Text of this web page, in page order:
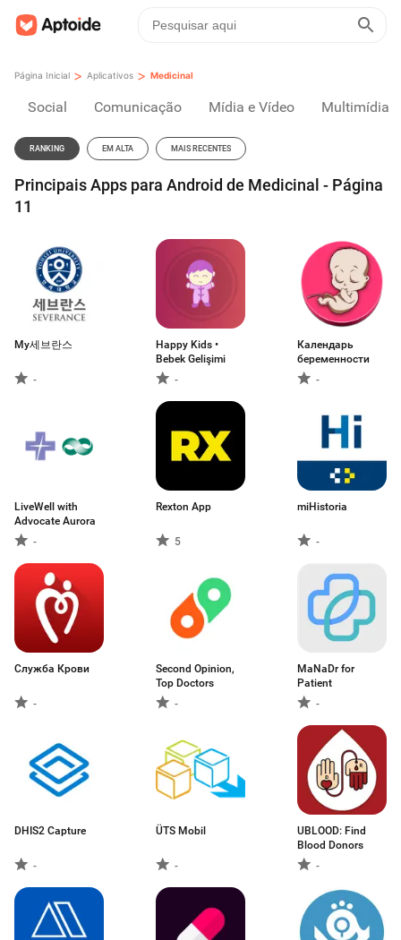
Página Inicial > Aplicativos > Medicinal
Social Comunicação Mídia e Vídeo Multimídia
RANKING EM ALTA MAIS RECENTES
Principais Apps para Android de Medicinal - Página
11
My세브란스
-
Happy Kids •
Bebek Gelişimi
-
Календарь
беременности
-
LiveWell with
Advocate Aurora
-
Rexton App
5
miHistoria
-
Служба Крови
-
Second Opinion,
Top Doctors
-
MaNaDr for
Patient
-
DHIS2 Capture
-
ÜTS Mobil
-
UBLOOD: Find
Blood Donors
-